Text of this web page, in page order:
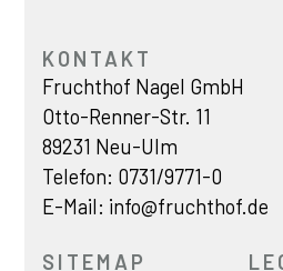
KONTAKT
Fruchthof Nagel GmbH
Otto-Renner-Str. 11
89231 Neu-Ulm
Telefon: 0731/9771-0
E-Mail: info@fruchthof.de
SITEMAP